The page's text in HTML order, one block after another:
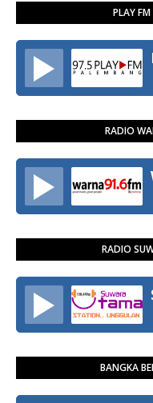
PLAY
RADIO
RADIO
BANGKA